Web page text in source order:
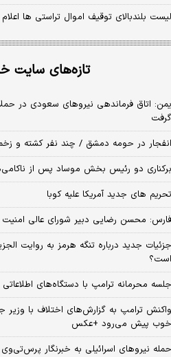
لیست بلندبالای توقیف اموال تراستی ها
تازه‌های سایت
یمن: اتاق فرماندهی نیروهای سعودی در
گرفت
انفجار در حومه دمشق / چند نفر کشته و
برکناری دو رئیس بخش موساد پس از
تحریم های جدید آمریکا علیه کوبا
فارس: محسن رضایی دبیر شورای عالی
جزئیات جدید درباره تنگه هرمز به روایت
است؟
جلسه محرمانه ترامپ با دستگاه‌های اطلاعاتی
واکنش ترامپ به گزارش‌های اختلاف با وزیر
خوب پیش می‌رود +عکس
حمله نیروهای اسرائیلی به خبرنگار پرس‌تی‌وی